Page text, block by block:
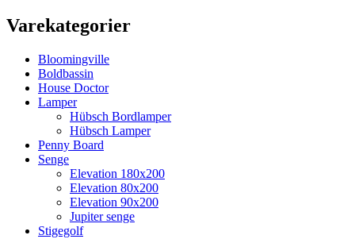
Varekategorier
Bloomingville
Boldbassin
House Doctor
Lamper
Hübsch Bordlamper
Hübsch Lamper
Penny Board
Senge
Elevation 180x200
Elevation 80x200
Elevation 90x200
Jupiter senge
Stigegolf